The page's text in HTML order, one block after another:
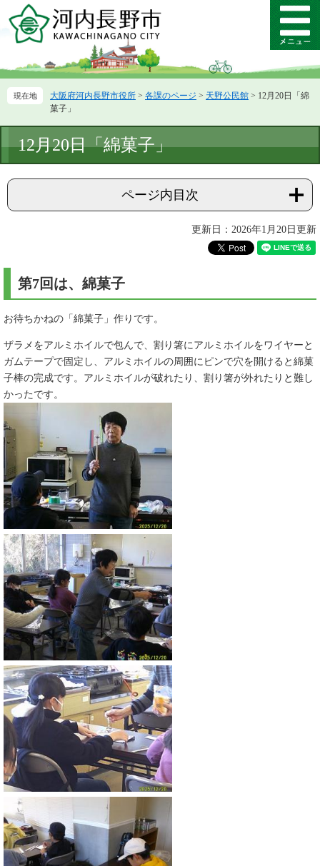
ー
先
ニ
を
て
メ
ニ
ー
大阪府河内長野市役所 > 各課のページ > 天野公民館 > 12月20日「綿
菓子」
文
12月20日「綿菓子」
ページ内目次
更新日：2026年1月20日更新
第7回は、綿菓子
お待ちかねの「綿菓子」作りです。
ザラメをアルミホイルで包んで、割り箸にアルミホイルをワイヤーと
ガムテープで固定し、アルミホイルの周囲にピンで穴を開けると綿菓
子棒の完成です。アルミホイルが破れたり、割り箸が外れたりと難し
かったです。